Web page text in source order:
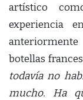
artístico
experiencia
botellas
todavía no
mucho. Ha